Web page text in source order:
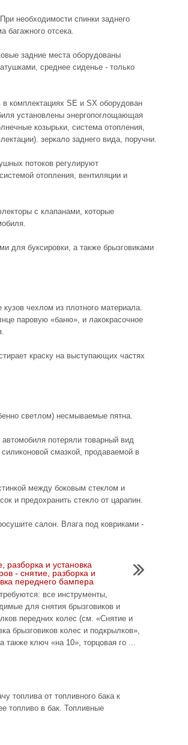
необходимости спинки заднего
багажного отсека.
задние места оборудованы
среднее сиденье - только
комплектациях SЕ и SХ оборудован
установлены энергопоглощающая
козырьки, система отопления,
зеркало заднего вида, поручни.
потоков регулируют
отопления, вентиляции и
с клапанами, которые
для буксировки, а также брызговиками
чехлом из плотного материала.
паровую «баню», и лакокрасочное
краску на выступающих частях
светлом) несмываемые пятна.
потеряли товарный вид
смазкой, продаваемой в
между боковым стеклом и
и предохранить стекло от царапин.
салон. Влага под ковриками -
разборка и установка
- снятие, разборка и
переднего бампера
все инструменты,
для снятия брызговиков и
передних колес (см. «Снятие и
брызговиков колес и подкрылков»,
также ключ «на 10», торцовая го ...
топлива от топливного бака к
топливо в бак. Топливные